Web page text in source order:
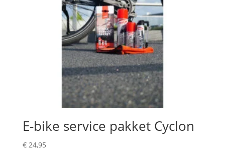
E-bike service pakket Cyclon
€24,95